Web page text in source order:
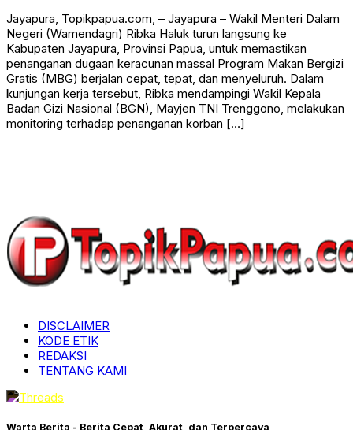
Jayapura, Topikpapua.com, – Jayapura – Wakil Menteri Dalam
Negeri (Wamendagri) Ribka Haluk turun langsung ke
Kabupaten Jayapura, Provinsi Papua, untuk memastikan
penanganan dugaan keracunan massal Program Makan Bergizi
Gratis (MBG) berjalan cepat, tepat, dan menyeluruh. Dalam
kunjungan kerja tersebut, Ribka mendampingi Wakil Kepala
Badan Gizi Nasional (BGN), Mayjen TNI Trenggono, melakukan
monitoring terhadap penanganan korban […]
DISCLAIMER
KODE ETIK
REDAKSI
TENTANG KAMI
Warta Berita - Berita Cepat, Akurat, dan Terpercaya